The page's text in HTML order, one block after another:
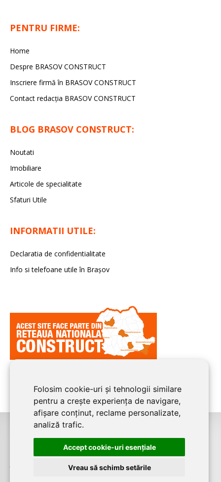
Folosim cookie-uri și tehnologii similare
pentru a crește experiența de navigare,
afișare conținut, reclame personalizate,
analiză trafic.
Accept cookie-uri esenţiale
Vreau să schimb setările
PENTRU FIRME:
Home
Despre BRASOV CONSTRUCT
Inscriere firmă în BRASOV CONSTRUCT
Contact redacţia BRASOV CONSTRUCT
BLOG BRASOV CONSTRUCT:
Noutati
Imobiliare
Articole de specialitate
Sfaturi Utile
INFORMATII UTILE:
Declaratia de confidentialitate
Info si telefoane utile în Braşov
©2008-2026BRASOV CONSTRUCTeste un serviciu de promovare online
pentru firme. Proiect digital dezvoltat deLIVE COMMUNICATIONS SRL
J12/4191/2006, RO19492087, Cap.Soc. 5000 LEI